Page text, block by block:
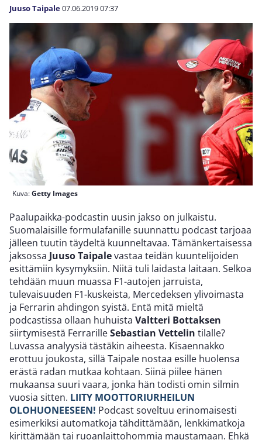
Juuso Taipale07.06.201907:37
Kuva:Getty Images
Paalupaikka-podcastin uusin jakso on julkaistu.
Suomalaisille formulafanille suunnattu podcast tarjoaa
jälleen tuutin täydeltä kuunneltavaa. Tämänkertaisessa
jaksossa Juuso Taipalevastaa teidän kuuntelijoiden
esittämiin kysymyksiin. Niitä tuli laidasta laitaan. Selkoa
tehdään muun muassa F1-autojen jarruista,
tulevaisuuden F1-kuskeista, Mercedeksen ylivoimasta
ja Ferrarin ahdingon syistä. Entä mitä mieltä
podcastissa ollaan huhuista Valtteri Bottaksen
siirtymisestä FerrarilleSebastian Vettelin tilalle?
Luvassa analyysiä tästäkin aiheesta. Kisaennakko
erottuu joukosta, sillä Taipale nostaa esille huolensa
erästä radan mutkaa kohtaan. Siinä piilee hänen
mukaansa suuri vaara, jonka hän todisti omin silmin
vuosia sitten. LIITY MOOTTORIURHEILUN
OLOHUONEESEEN! Podcast soveltuu erinomaisesti
esimerkiksi automatkoja tähdittämään, lenkkimatkoja
kirittämään tai ruoanlaittohommia maustamaan. Ehkä